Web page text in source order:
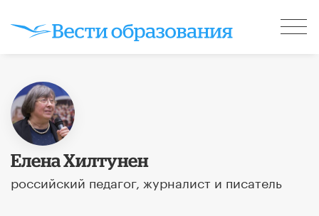
Елена Хилтунен
российский педагог, журналист и писатель